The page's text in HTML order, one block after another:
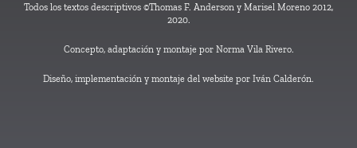
Todos los textos descriptivos ©Thomas F. Anderson y Marisel Moreno 2012,
2020.
Concepto, adaptación y montaje por Norma Vila Rivero.
Diseño, implementación y montaje del website por Iván Calderón.